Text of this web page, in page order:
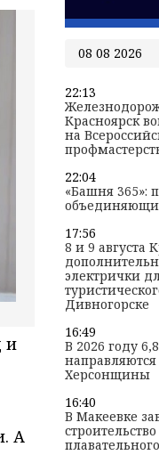
и
А
08 08 2026
22:13
Красноярск
на
22:04
«Башня 365»:
17:56
8 и 9 августа
электрички
Дивногорске
16:49
В 2026 году
Херсонщины
16:40
В Макеевке